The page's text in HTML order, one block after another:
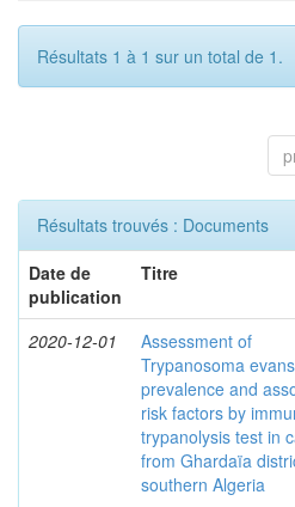
Résultats 1 à 1 sur un total de 1.
Résultats trouvés : Documents
Date de
publication
Titre
2020-12-01
Assessment of
Trypanosoma
prevalence and
risk factors by
trypanolysis test in
from Ghardaïa
southern Algeria